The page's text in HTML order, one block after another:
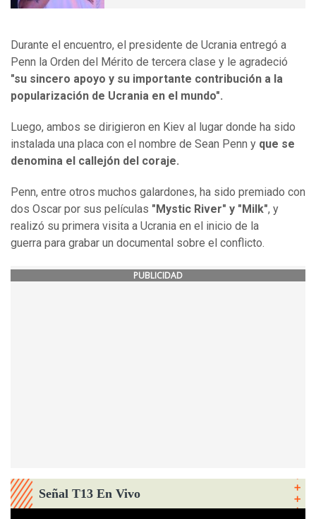
Durante el encuentro, el presidente de Ucrania entregó a
Penn la Orden del Mérito de tercera clase y le agradeció
"su sincero apoyo y su importante contribución a la
popularización de Ucrania en el mundo".
Luego, ambos se dirigieron en Kiev al lugar donde ha sido
instalada una placa con el nombre de Sean Penn y que se
denomina el callejón del coraje.
Penn, entre otros muchos galardones, ha sido premiado con
dos Oscar por sus películas "Mystic River" y "Milk", y
realizó su primera visita a Ucrania en el inicio de la
guerra para grabar un documental sobre el conflicto.
PUBLICIDAD
Señal T13 En Vivo